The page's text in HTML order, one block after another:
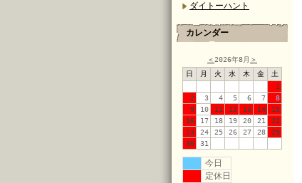
ダイトーハント
カレンダー
＜2026年8月 ＞
日
月 火 水 木 金
土
1
2
3 4 5 6 7
8
9
10 11 12 13 14
15
16
17 18 19 20 21
22
23
24 25 26 27 28
29
30
31
今日
定休日